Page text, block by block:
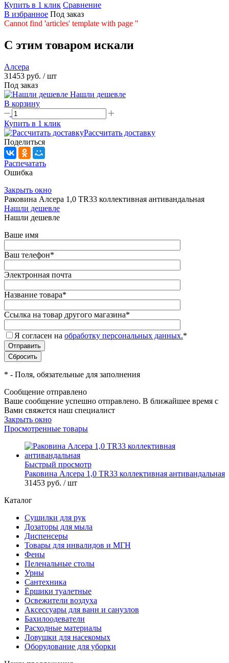
Купить в 1 клик Сравнение
В избранное Под заказ
Cannot find 'articles' template with page ''
C этим товаром искали
Алсера
31453 руб. / шт
Под заказ
Нашли дешевле
В корзину
Купить в 1 клик
Рассчитать доставку
Поделиться
Распечатать
Ошибка
Закрыть окно
Раковина Алсера 1,0 TR33 коллективная антивандальная
Нашли дешевле
Нашли дешевле
Ваше имя
Ваш телефон*
Электронная почта
Название товара*
Ссылка на товар другого магазина*
Я согласен на обработку персональных данных.*
* - Поля, обязательные для заполнения
Сообщение отправлено
Ваше сообщение успешно отправлено. В ближайшее время с
Вами свяжется наш специалист
Закрыть окно
Просмотренные товары
Быстрый просмотр
Раковина Алсера 1,0 TR33 коллективная антивандальная
31453 руб. / шт
Каталог
Сушилки для рук
Дозаторы для мыла
Диспенсеры
Товары для инвалидов и МГН
Фены
Пеленальные столы
Урны
Сантехника
Ёршики туалетные
Освежители воздуха
Аксессуары для ванн и санузлов
Бахилоодеватели
Расходные материалы
Ловушки для насекомых
Оборудование для уборки